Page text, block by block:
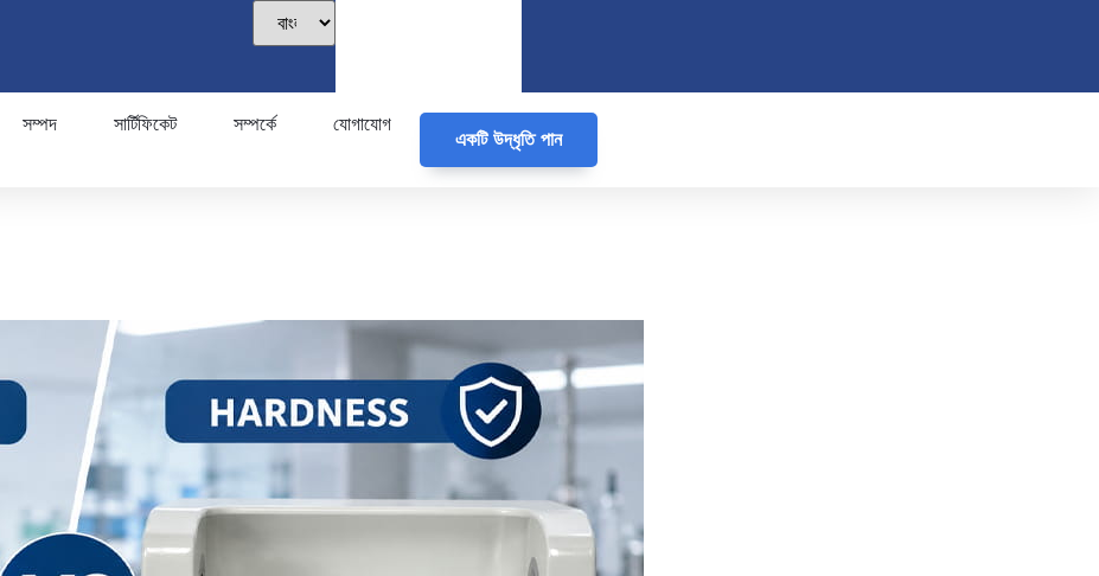
সম্পদ সার্টিফিকেট সম্পর্কে যোগাযোগ
একটি উদ্ধৃতি পান